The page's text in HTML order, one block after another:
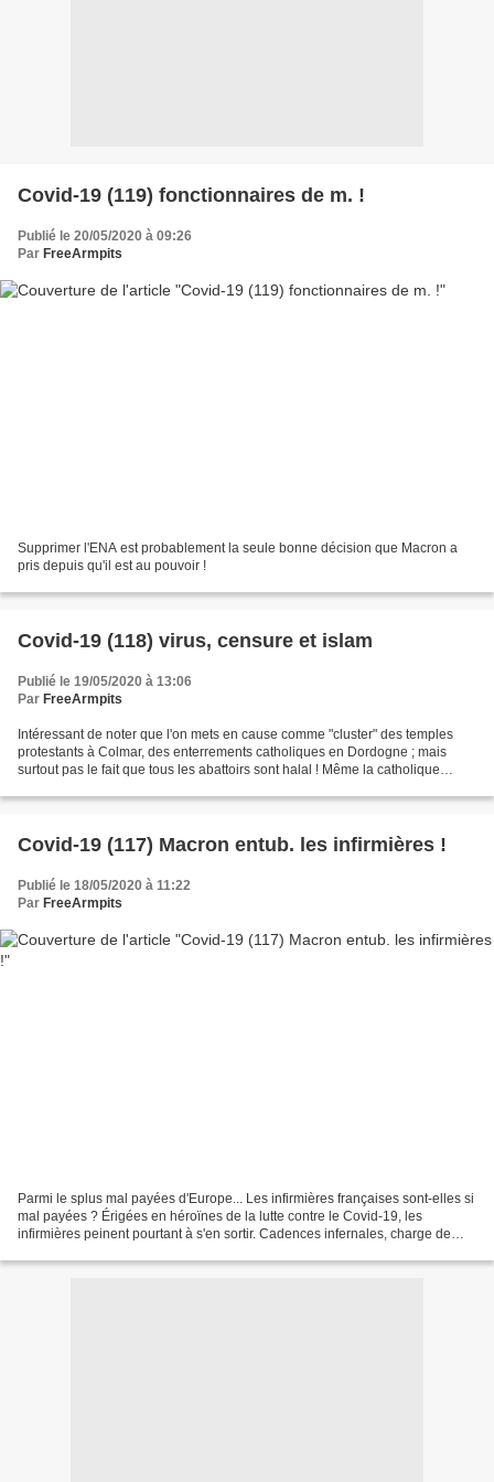
Covid-19 (119) fonctionnaires de m. !
Publié le 20/05/2020 à 09:26
Par FreeArmpits
Supprimer l'ENA est probablement la seule bonne décision que Macron a
pris depuis qu'il est au pouvoir !
Covid-19 (118) virus, censure et islam
Publié le 19/05/2020 à 13:06
Par FreeArmpits
Intéressant de noter que l'on mets en cause comme "cluster" des temples
protestants à Colmar, des enterrements catholiques en Dordogne ; mais
surtout pas le fait que tous les abattoirs sont halal ! Même la catholique
Covid-19 (117) Macron entub. les infirmières !
Publié le 18/05/2020 à 11:22
Par FreeArmpits
Parmi le splus mal payées d'Europe... Les infirmières françaises sont-elles si
mal payées ? Érigées en héroïnes de la lutte contre le Covid-19, les
infirmières peinent pourtant à s'en sortir. Cadences infernales, charge de